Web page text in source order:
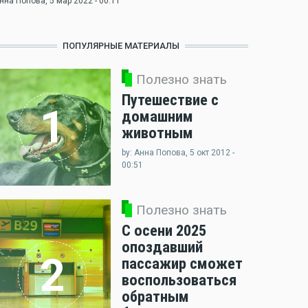
ПОПУЛЯРНЫЕ МАТЕРИАЛЫ
1
Полезно знать
Путешествие с
домашним
животным
by: Анна Попова, 5 окт 2012 -
00:51
2
Полезно знать
С осени 2025
опоздавший
пассажир сможет
воспользоваться
обратным